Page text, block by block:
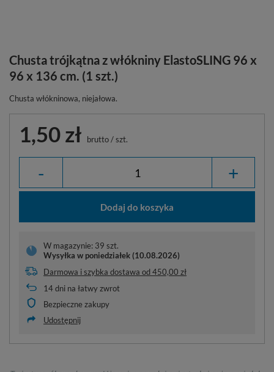
Chusta trójkątna z włókniny ElastoSLING 96 x
96 x 136 cm. (1 szt.)
Chusta włókninowa, niejałowa.
1,50 zł brutto/szt.
- +
Dodaj do koszyka
W magazynie: 39 szt.
Wysyłka w poniedziałek (10.08.2026)
Darmowa i szybka dostawa od450,00 zł
14dni na łatwy zwrot
Bezpieczne zakupy
Udostępnij